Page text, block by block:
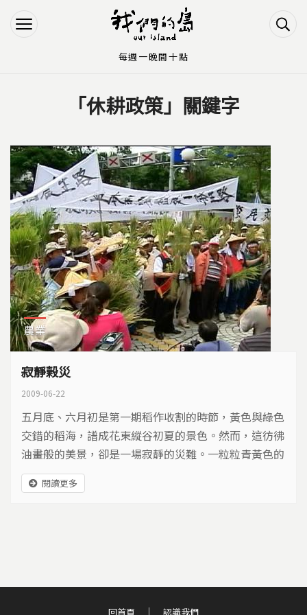
Jump to Navigation
Jump to Main content
「休耕政策」關鍵字
農業
寂靜榖災
2009-06-22
五月底、六月初是第一期稻作收割的時節，黃色與綠色
交錯的稻海，譜成花東縱谷初夏的景色。然而，這彷彿
油畫般的美景，卻是一場寂靜的災難。一粒粒青黃色的
稻穗，竟然都是沒有米的空殼。農民忍不住問，這是老
天爺開的玩笑嗎？
閱讀更多
回首頁 認識我們
每週一晚間十點